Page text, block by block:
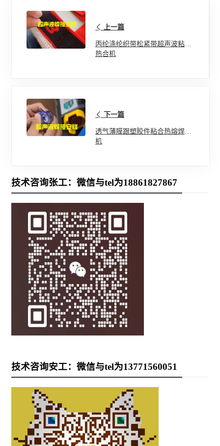
上一篇
丙纶涤纶织带松紧带超声波粘接
热合机
下一篇
透气薄膜跟塑胶件粘合热熔焊接
机
技术咨询张工：微信与tel为18861827867
技术咨询安工：微信与tel为13771560051